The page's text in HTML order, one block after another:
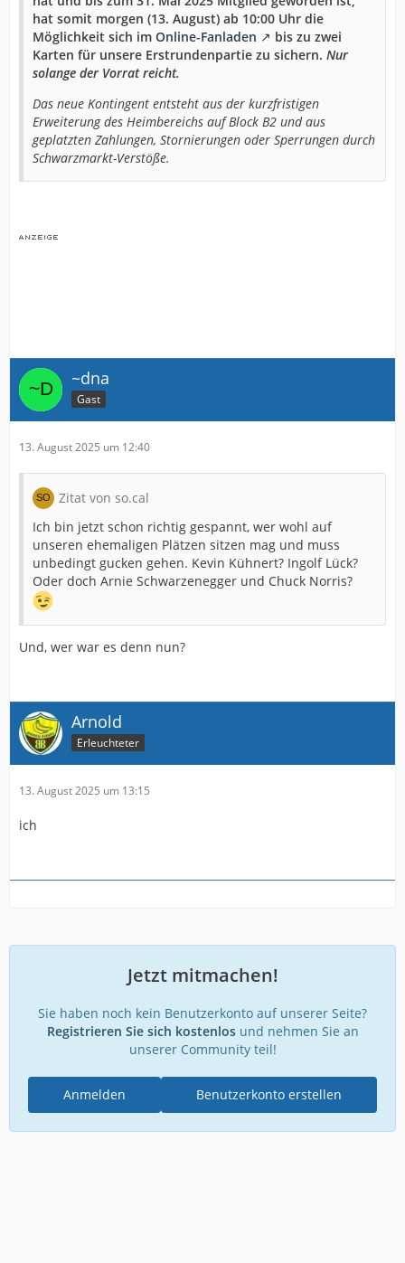
hat somit morgen (13. August) ab 10:00 Uhr die
Möglichkeit sich im Online-Fanladen
bis zu zwei
Karten für unsere Erstrundenpartie zu sichern. Nur
solange der Vorrat reicht.
Das neue Kontingent entsteht aus der kurzfristigen
Erweiterung des Heimbereichs auf Block B2 und aus
geplatzten Zahlungen, Stornierungen oder Sperrungen durch
Schwarzmarkt-Verstöße.
~dna
Gast
13. August 2025 um 12:40
Zitat von so.cal
Ich bin jetzt schon richtig gespannt, wer wohl auf
unseren ehemaligen Plätzen sitzen mag und muss
unbedingt gucken gehen. Kevin Kühnert? Ingolf Lück?
Oder doch Arnie Schwarzenegger und Chuck Norris?
Und, wer war es denn nun?
Arnold
Erleuchteter
13. August 2025 um 13:15
ich
Jetzt mitmachen!
Sie haben noch kein Benutzerkonto auf unserer Seite?
Registrieren Sie sich kostenlosund nehmen Sie an
unserer Community teil!
Benutzerkonto erstellen
Anmelden